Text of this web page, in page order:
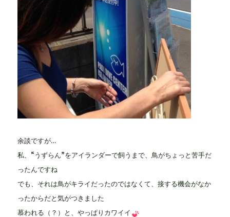
余談ですが…
私、“うずらん”をアイランダーで飼うまで、鳥がちょっと苦手だ
ったんですね
でも、それは鳥がキライだったのではなくて、接する機会がなか
ったからだと気がつきました
慕われる（？）と、やっぱりカワイイ